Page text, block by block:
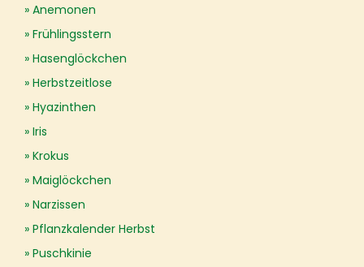
Anemonen
Frühlingsstern
Hasenglöckchen
Herbstzeitlose
Hyazinthen
Iris
Krokus
Maiglöckchen
Narzissen
Pflanzkalender Herbst
Puschkinie